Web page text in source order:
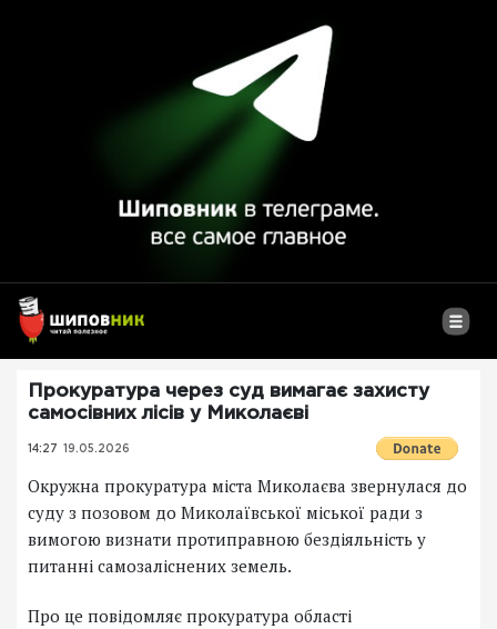
Прокуратура через суд вимагає захисту
самосівних лісів у Миколаєві
14:27 19.05.2026
Окружна прокуратура міста Миколаєва звернулася до
суду з позовом до Миколаївської міської ради з
вимогою визнати протиправною бездіяльність у
питанні самозаліснених земель.
Про це повідомляє прокуратура області